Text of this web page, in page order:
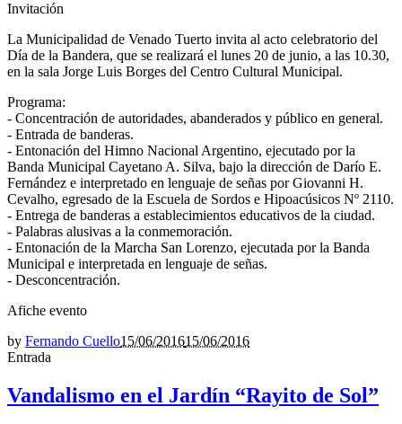
Invitación
La Municipalidad de Venado Tuerto invita al acto celebratorio del
Día de la Bandera, que se realizará el lunes 20 de junio, a las 10.30,
en la sala Jorge Luis Borges del Centro Cultural Municipal.
Programa:
- Concentración de autoridades, abanderados y público en general.
- Entrada de banderas.
- Entonación del Himno Nacional Argentino, ejecutado por la
Banda Municipal Cayetano A. Silva, bajo la dirección de Darío E.
Fernández e interpretado en lenguaje de señas por Giovanni H.
Cevalho, egresado de la Escuela de Sordos e Hipoacúsicos Nº 2110.
- Entrega de banderas a establecimientos educativos de la ciudad.
- Palabras alusivas a la conmemoración.
- Entonación de la Marcha San Lorenzo, ejecutada por la Banda
Municipal e interpretada en lenguaje de señas.
- Desconcentración.
Afiche evento
by Fernando Cuello15/06/201615/06/2016
Entrada
Vandalismo en el Jardín “Rayito de Sol”